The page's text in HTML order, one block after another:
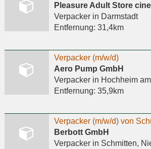
Pleasure Adult Store
Verpackerin Darmstadt
Entfernung: 31,4km
Verpacker (m/w/d)
Aero Pump GmbH
Verpackerin Hochheim
Entfernung: 35,9km
Berbott GmbH
Verpackerin Schmitten,